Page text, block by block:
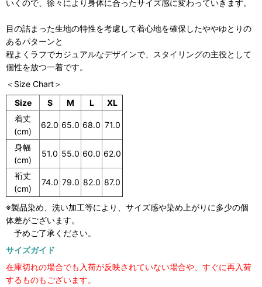
いくので、徐々により身体に合ったサイズ感に変わっていきます。
目の詰まった生地の特性を考慮して着心地を確保したややゆとりの
あるパターンと
程よくラフでカジュアルなデザインで、スタイリングの主役として
個性を放つ一着です。
＜Size Chart＞
Size
S M L
XL
着丈
(cm)
62.0 65.0 68.0 71.0
身幅
(cm)
51.0 55.0 60.0 62.0
裄丈
(cm)
74.0 79.0 82.0 87.0
※製品染め、洗い加工等により、サイズ感や染め上がりに多少の個
体差がございます。
予めご了承ください。
サイズガイド
在庫切れの場合でも入荷が反映されていない場合や、すぐに再入荷
するものもございます。